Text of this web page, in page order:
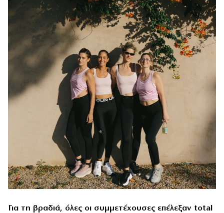
Για τη βραδιά, όλες οι συμμετέχουσες επέλεξαν total